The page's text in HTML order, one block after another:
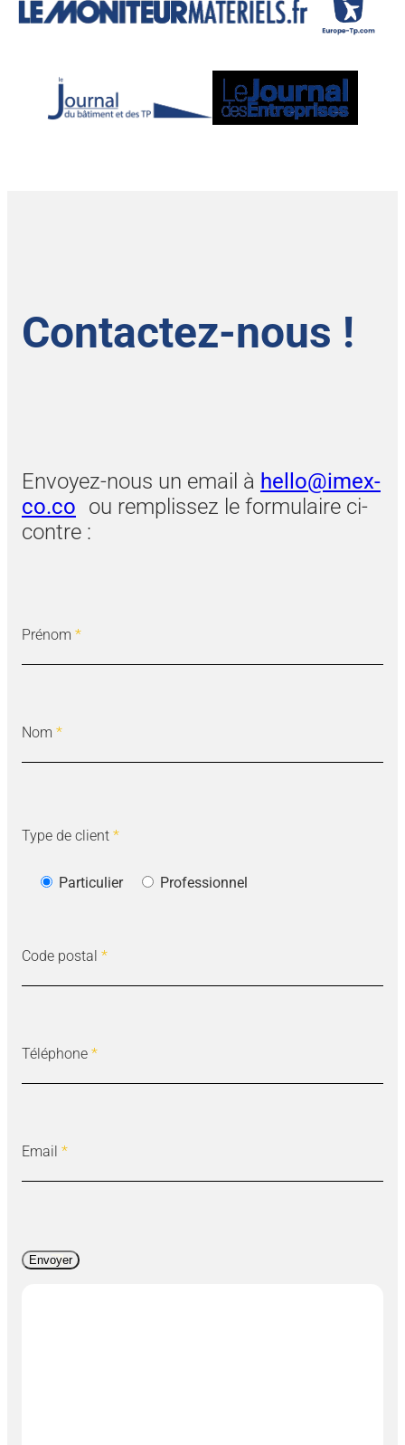
Contactez-nous !
Envoyez-nous un email à hello@imex-
co.co ou remplissez le formulaire ci-
contre :
Prénom *
Nom *
Type de client *
Particulier Professionnel
Code postal *
Téléphone *
Email *